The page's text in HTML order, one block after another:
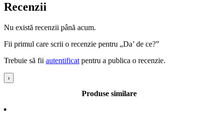
Recenzii
Nu există recenzii până acum.
Fii primul care scrii o recenzie pentru „Da’ de ce?”
Trebuie să fii autentificat pentru a publica o recenzie.
›
Produse similare